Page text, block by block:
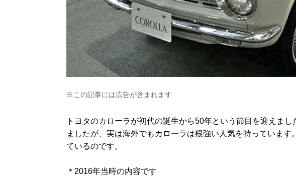
※この記事には広告が含まれます
トヨタのカローラが初代の誕生から50年という節目を迎えま
ましたが、実は海外でもカローラは根強い人気を持っていま
ているのです。
＊2016年当時の内容です